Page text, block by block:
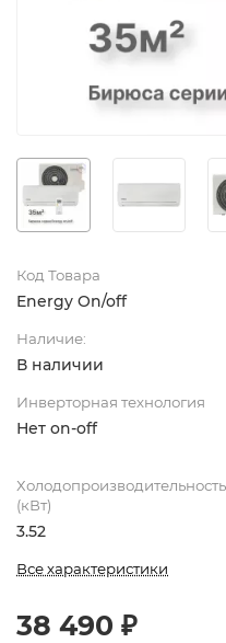
Код Товара
Energy On/off
Наличие:
В наличии
Инверторная технология
Нет on-off
Холодопроизводительность
(кВт)
3.52
Все характеристики
38 490 ₽